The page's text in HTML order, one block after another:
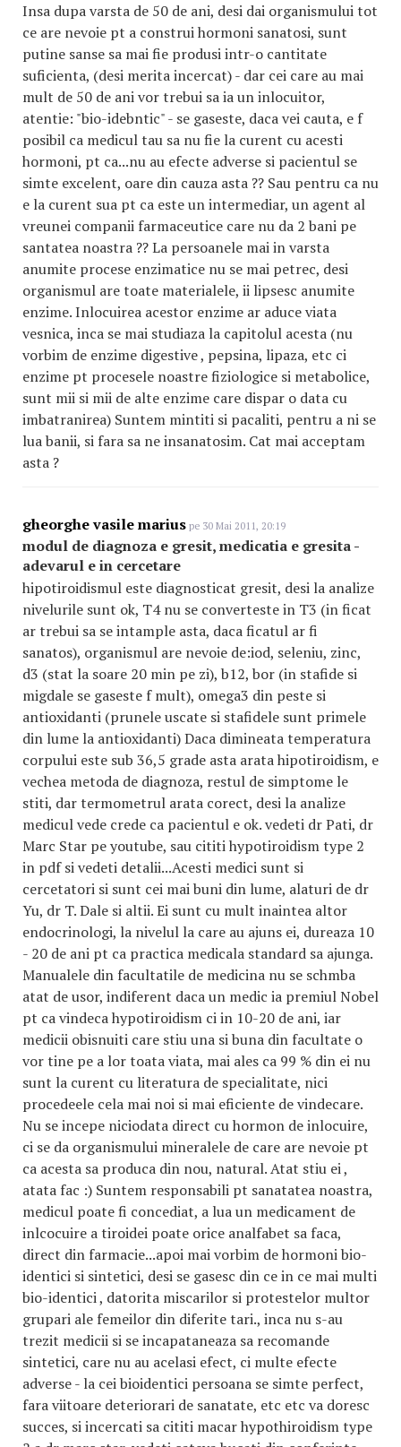
Insa dupa varsta de 50 de ani, desi dai organismului tot
ce are nevoie pt a construi hormoni sanatosi, sunt
putine sanse sa mai fie produsi intr-o cantitate
suficienta, (desi merita incercat) - dar cei care au mai
mult de 50 de ani vor trebui sa ia un inlocuitor,
atentie: "bio-idebntic" - se gaseste, daca vei cauta, e f
posibil ca medicul tau sa nu fie la curent cu acesti
hormoni, pt ca...nu au efecte adverse si pacientul se
simte excelent, oare din cauza asta ?? Sau pentru ca nu
e la curent sua pt ca este un intermediar, un agent al
vreunei companii farmaceutice care nu da 2 bani pe
santatea noastra ?? La persoanele mai in varsta
anumite procese enzimatice nu se mai petrec, desi
organismul are toate materialele, ii lipsesc anumite
enzime. Inlocuirea acestor enzime ar aduce viata
vesnica, inca se mai studiaza la capitolul acesta (nu
vorbim de enzime digestive , pepsina, lipaza, etc ci
enzime pt procesele noastre fiziologice si metabolice,
sunt mii si mii de alte enzime care dispar o data cu
imbatranirea) Suntem mintiti si pacaliti, pentru a ni se
lua banii, si fara sa ne insanatosim. Cat mai acceptam
asta ?
gheorghe vasile marius pe 30 Mai 2011, 20:19
modul de diagnoza e gresit, medicatia e gresita -
adevarul e in cercetare
hipotiroidismul este diagnosticat gresit, desi la analize
nivelurile sunt ok, T4 nu se converteste in T3 (in ficat
ar trebui sa se intample asta, daca ficatul ar fi
sanatos), organismul are nevoie de:iod, seleniu, zinc,
d3 (stat la soare 20 min pe zi), b12, bor (in stafide si
migdale se gaseste f mult), omega3 din peste si
antioxidanti (prunele uscate si stafidele sunt primele
din lume la antioxidanti) Daca dimineata temperatura
corpului este sub 36,5 grade asta arata hipotiroidism, e
vechea metoda de diagnoza, restul de simptome le
stiti, dar termometrul arata corect, desi la analize
medicul vede crede ca pacientul e ok. vedeti dr Pati, dr
Marc Star pe youtube, sau cititi hypotiroidism type 2
in pdf si vedeti detalii...Acesti medici sunt si
cercetatori si sunt cei mai buni din lume, alaturi de dr
Yu, dr T. Dale si altii. Ei sunt cu mult inaintea altor
endocrinologi, la nivelul la care au ajuns ei, dureaza 10
- 20 de ani pt ca practica medicala standard sa ajunga.
Manualele din facultatile de medicina nu se schmba
atat de usor, indiferent daca un medic ia premiul Nobel
pt ca vindeca hypotiroidism ci in 10-20 de ani, iar
medicii obisnuiti care stiu una si buna din facultate o
vor tine pe a lor toata viata, mai ales ca 99 % din ei nu
sunt la curent cu literatura de specialitate, nici
procedeele cela mai noi si mai eficiente de vindecare.
Nu se incepe niciodata direct cu hormon de inlocuire,
ci se da organismului mineralele de care are nevoie pt
ca acesta sa produca din nou, natural. Atat stiu ei ,
atata fac :) Suntem responsabili pt sanatatea noastra,
medicul poate fi concediat, a lua un medicament de
inlcocuire a tiroidei poate orice analfabet sa faca,
direct din farmacie...apoi mai vorbim de hormoni bio-
identici si sintetici, desi se gasesc din ce in ce mai multi
bio-identici , datorita miscarilor si protestelor multor
grupari ale femeilor din diferite tari., inca nu s-au
trezit medicii si se incapataneaza sa recomande
sintetici, care nu au acelasi efect, ci multe efecte
adverse - la cei bioidentici persoana se simte perfect,
fara viitoare deteriorari de sanatate, etc etc va doresc
succes, si incercati sa cititi macar hypothiroidism type